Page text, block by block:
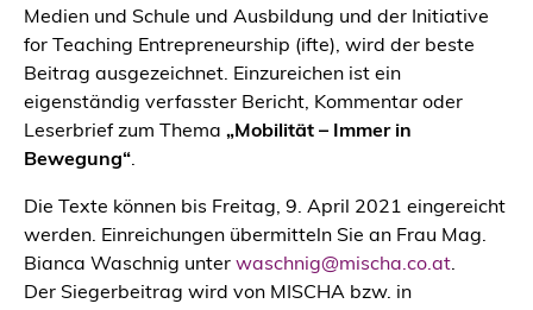
Medien und Schule und Ausbildung und der Initiative
for Teaching Entrepreneurship (ifte), wird der beste
Beitrag ausgezeichnet. Einzureichen ist ein
eigenständig verfasster Bericht, Kommentar oder
Leserbrief zum Thema „Mobilität – Immer in
Bewegung“.
Die Texte können bis Freitag, 9. April 2021 eingereicht
werden. Einreichungen übermitteln Sie an Frau Mag.
Bianca Waschnig unter waschnig@mischa.co.at.
Der Siegerbeitrag wird von MISCHA bzw. in